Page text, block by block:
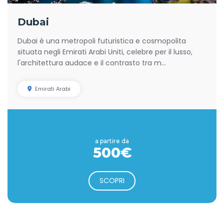
Dubai
Dubai è una metropoli futuristica e cosmopolita
situata negli Emirati Arabi Uniti, celebre per il lusso,
l'architettura audace e il contrasto tra m...
Emirati Arabi
a partire da
500€
SCOPRI